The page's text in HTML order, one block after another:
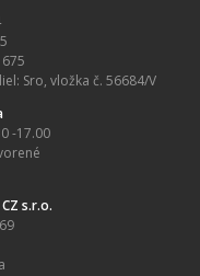
Sro, vložka č. 56684/V
-17.00
s.r.o.